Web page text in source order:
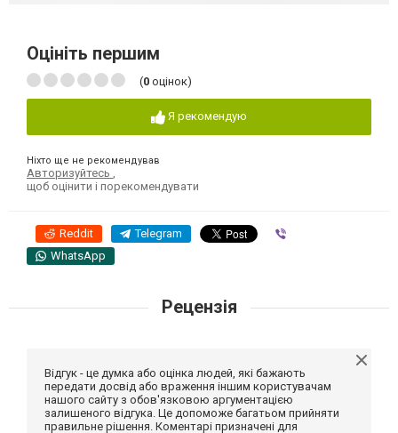
Оцініть першим
(0 оцінок)
Я рекомендую
Ніхто ще не рекомендував
Авторизуйтесь
щоб оцінити і порекомендувати
Reddit Telegram
WhatsApp
Рецензія
Відгук - це думка або оцінка людей, які бажають
передати досвід або враження іншим користувачам
нашого сайту з обов'язковою аргументацією
залишеного відгука. Це допоможе багатьом прийняти
правильне рішення. Коментарі призначені для